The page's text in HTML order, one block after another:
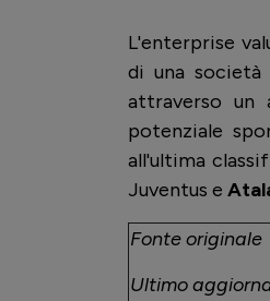
L'enterprise
di una
attraverso un
potenziale
all'ultima
Juventus e
Fonte originale
Ultimo